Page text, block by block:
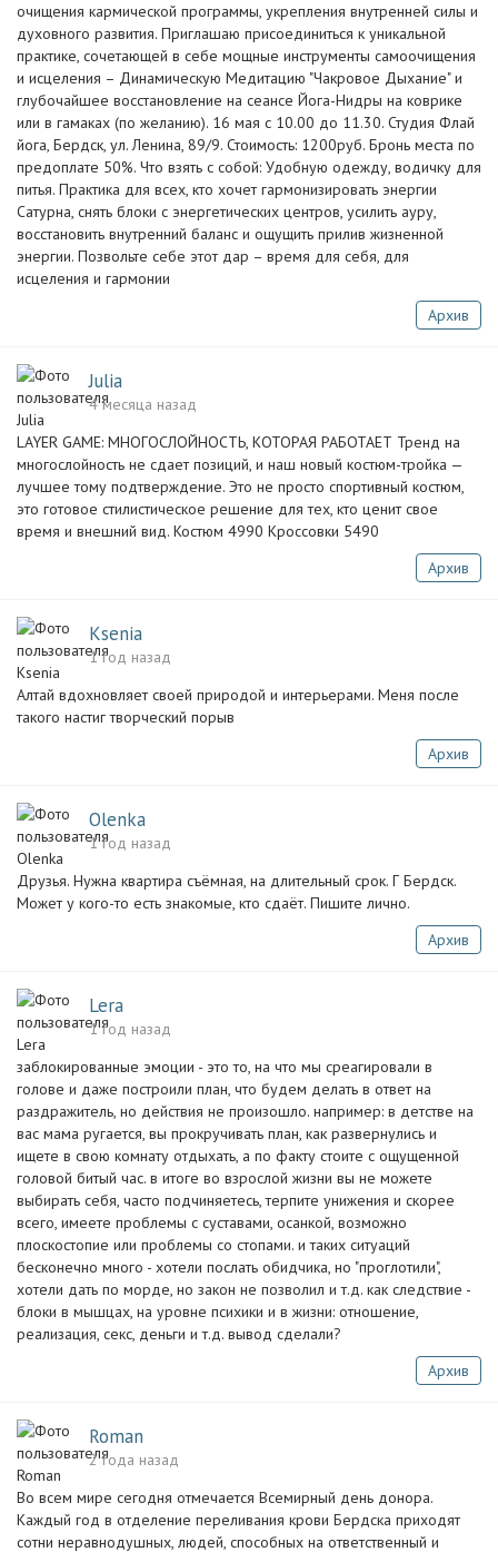
очищения кармической программы, укрепления внутренней силы и
духовного развития. Приглашаю присоединиться к уникальной
практике, сочетающей в себе мощные инструменты самоочищения
и исцеления – Динамическую Медитацию "Чакровое Дыхание" и
глубочайшее восстановление на сеансе Йога-Нидры на коврике
или в гамаках (по желанию). 16 мая с 10.00 до 11.30. Студия Флай
йога, Бердск, ул. Ленина, 89/9. Стоимость: 1200руб. Бронь места по
предоплате 50%. Что взять с собой: Удобную одежду, водичку для
питья. Практика для всех, кто хочет гармонизировать энергии
Сатурна, снять блоки с энергетических центров, усилить ауру,
восстановить внутренний баланс и ощущить прилив жизненной
энергии. Позвольте себе этот дар – время для себя, для
исцеления и гармонии
Архив
Julia
4 месяца назад
LAYER GAME: МНОГОСЛОЙНОСТЬ, КОТОРАЯ РАБОТАЕТ Тренд на
многослойность не сдает позиций, и наш новый костюм-тройка —
лучшее тому подтверждение. Это не просто спортивный костюм,
это готовое стилистическое решение для тех, кто ценит свое
время и внешний вид. Костюм 4990 Кроссовки 5490
Архив
Ksenia
1 год назад
Алтай вдохновляет своей природой и интерьерами. Меня после
такого настиг творческий порыв
Архив
Olenka
1 год назад
Друзья. Нужна квартира съёмная, на длительный срок. Г Бердск.
Может у кого-то есть знакомые, кто сдаёт. Пишите лично.
Архив
Lera
1 год назад
заблокированные эмоции - это то, на что мы среагировали в
голове и даже построили план, что будем делать в ответ на
раздражитель, но действия не произошло. например: в детстве на
вас мама ругается, вы прокручивать план, как развернулись и
ищете в свою комнату отдыхать, а по факту стоите с ощущенной
головой битый час. в итоге во взрослой жизни вы не можете
выбирать себя, часто подчиняетесь, терпите унижения и скорее
всего, имеете проблемы с суставами, осанкой, возможно
плоскостопие или проблемы со стопами. и таких ситуаций
бесконечно много - хотели послать обидчика, но "проглотили",
хотели дать по морде, но закон не позволил и т.д. как следствие -
блоки в мышцах, на уровне психики и в жизни: отношение,
реализация, секс, деньги и т.д. вывод сделали?
Архив
Roman
2 года назад
Во всем мире сегодня отмечается Всемирный день донора.
Каждый год в отделение переливания крови Бердска приходят
сотни неравнодушных, людей, способных на ответственный и